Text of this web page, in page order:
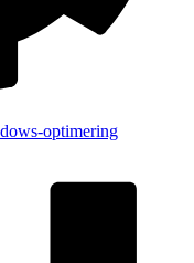
optimering